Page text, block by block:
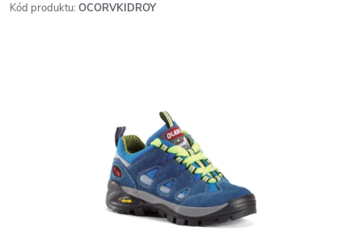
Kód produktu: OCORVKIDROY